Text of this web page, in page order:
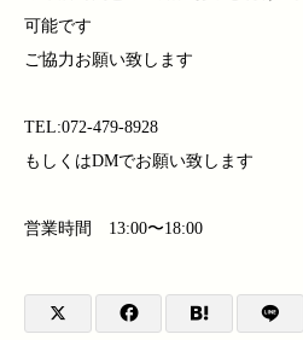
可能です
ご協力お願い致します
TEL:072-479-8928
もしくはDMでお願い致します
営業時間 13:00〜18:00